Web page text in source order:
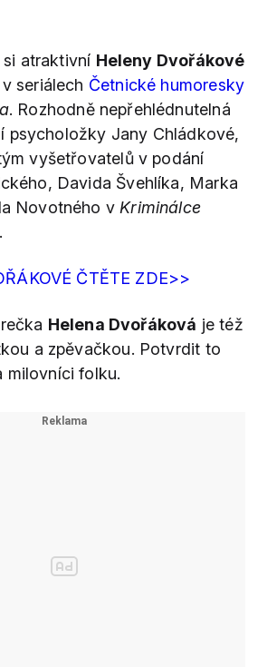
atraktivní Heleny Dvořákové
seriálech Četnické humoresky
. Rozhodně nepřehlédnutelná
psycholožky Jany Chládkové,
vyšetřovatelů v podání
Davida Švehlíka, Marka
Novotného v Kriminálce
.
ČTĚTE ZDE>>
Helena Dvořáková je též
a zpěvačkou. Potvrdit to
milovníci folku.